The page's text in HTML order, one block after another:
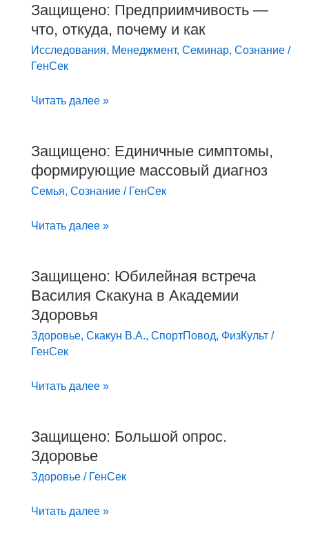
Защищено: Предприимчивость —
что, откуда, почему и как
Исследования, Менеджмент, Семинар, Сознание/
ГенСек
Защищено:
Предприимчивость
—
что,
почему
Читать далее »
Защищено: Единичные симптомы,
формирующие массовый диагноз
Семья, Сознание/ ГенСек
Защищено:
Единичные
симптомы,
массовый
Читать далее »
Защищено: Юбилейная встреча
Василия Скакуна в Академии
Здоровья
Здоровье, Скакун В.А., СпортПовод, ФизКульт/
ГенСек
Защищено:
Юбилейная
встреча
Василия
Скакуна
Академии
Читать далее »
Защищено: Большой опрос.
Здоровье
Здоровье/ ГенСек
Защищено:
Большой
опрос.
Читать далее »